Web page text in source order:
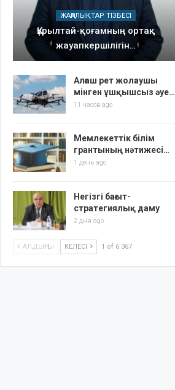
ЖАҢАЛЫҚТАР ТІЗБЕСІ
Құрылтай-қоғамның ортақ
жауапкершілігін…
Алғаш рет жолаушы
мінген ұшқышсыз әуе…
11 часов ago
Мемлекеттік білім
грантының нәтижесі…
1 день ago
Негізгі бағыт-
стратегиялық даму
2 дня ago
АЛДЫҢҒЫ КЕЛЕСІ 1 of 6 367